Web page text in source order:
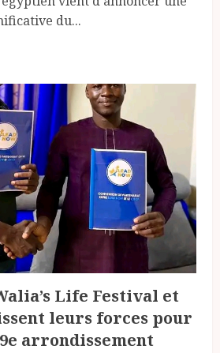
du...
Life Festival et
leurs forces pour
arrondissement